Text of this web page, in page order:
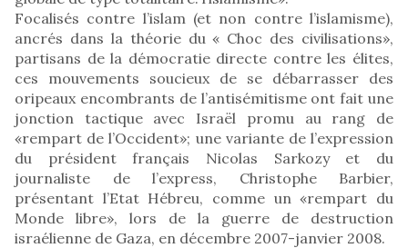
Focalisés contre l’islam (et non contre l’islamisme),
ancrés dans la théorie du « Choc des civilisations»,
partisans de la démocratie directe contre les élites,
ces mouvements soucieux de se débarrasser des
oripeaux encombrants de l’antisémitisme ont fait une
jonction tactique avec Israël promu au rang de
«rempart de l’Occident»; une variante de l’expression
du président français Nicolas Sarkozy et du
journaliste de l’express, Christophe Barbier,
présentant l’Etat Hébreu, comme un «rempart du
Monde libre», lors de la guerre de destruction
israélienne de Gaza, en décembre 2007-janvier 2008.